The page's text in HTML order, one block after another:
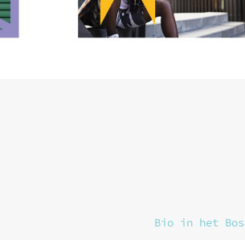
Bio in het Bos